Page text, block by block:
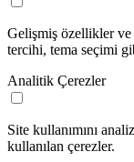
Gelişmiş özellikler ve
tercihi, tema seçimi
Analitik Çerezler
Site kullanımını
kullanılan çerezler.